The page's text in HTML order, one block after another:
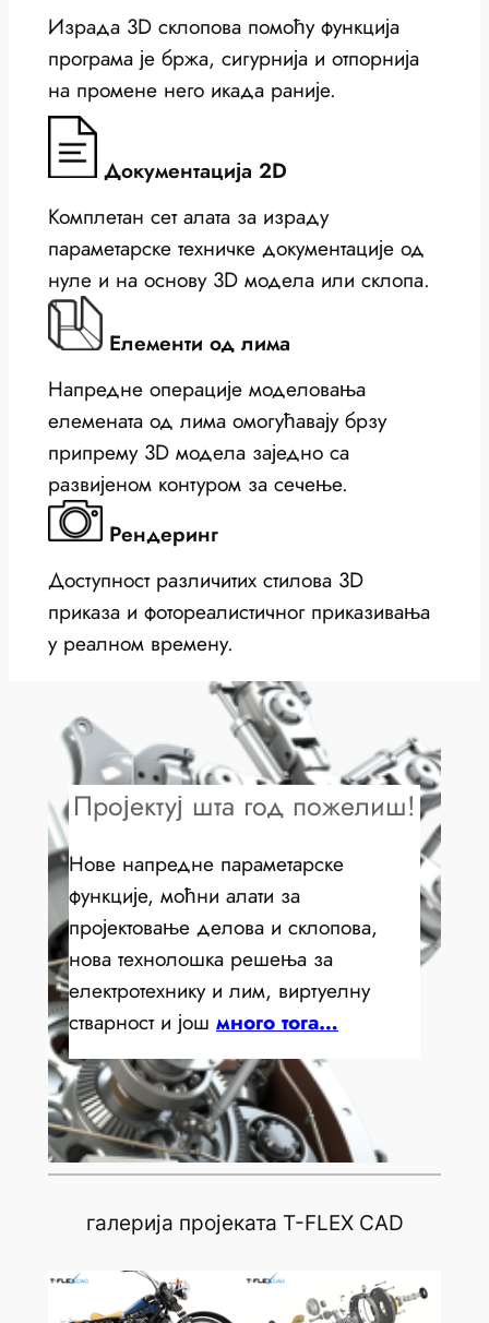
Израда 3D склопова помоћу функција
програма је бржа, сигурнија и отпорнија
на промене него икада раније.
Документација 2D
Комплетан сет алата за израду
параметарске техничке документације од
нуле и на основу 3D модела или склопа.
Елементи од лима
Напредне операције моделовања
елемената од лима омогућавају брзу
припрему 3D модела заједно са
развијеном контуром за сечење.
Рендеринг
Доступност различитих стилова 3D
приказа и фотореалистичног приказивања
у реалном времену.
Пројектуј шта год пожелиш!
Нове напредне параметарске
функције, моћни алати за
пројектовање делова и склопова,
нова технолошка решења за
електротехнику и лим, виртуелну
стварност и јошмного тога…
галерија пројеката T-FLEX CAD